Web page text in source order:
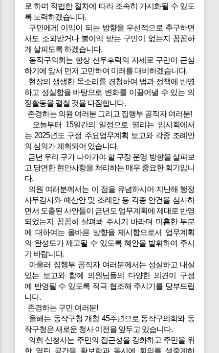
로 하며 적법한 절차에 따라 조속히 가시화될 수 있도
록 노력하겠습니다.
구민에게 이익이 되는 방향을 우선적으로 추구하면
서도 소외받거나 불이익 받는 구민이 없는지 꼼꼼하
게 살피도록 하겠습니다.
동작구의회는 항상 선우후락의 자세로 구민이 근심
하기에 앞서 먼저 고민하여 미래를 대비하겠습니다.
현장의 생생한 목소리를 경청하여 법과 정책에 반영
하고 성실함을 바탕으로 변화를 이끌어낼 수 있는 의
정활동을 펼칠 것을 다짐합니다.
존경하는 의원 여러분 그리고 집행부 공직자 여러분!
오늘부터 15일간의 일정으로 열리는 임시회에서
는 2025년도 구정 주요업무계획 보고와 각종 조례안
의 심의가 계획되어 있습니다.
금년 우리 구가 나아가야 할 구정 운영 방향을 살펴보
고 당면한 현안사항을 처리하는 매우 중요한 회기입니
다.
의원 여러분께서는 이 점을 유념하시어 지난해 행정
사무감사와 예산안 및 조례안 등 각종 안건을 심사하
면서 도출된 사안들이 금년도 업무계획에 제대로 반영
되었는지 꼼꼼히 살펴봐 주시기 바라며 미흡한 부분
에 대하여는 올바른 방향을 제시함으로서 업무계획
의 완성도가 제고될 수 있도록 혜안을 발휘하여 주시
기 바랍니다.
아울러 집행부 공직자 여러분께서는 성실하고 내실
있는 보고와 함께 의원님들의 다양한 의견이 구정
에 반영될 수 있도록 적극 협조해 주시기를 당부드립
니다.
존경하는 구민 여러분!
올해는 동작구청 개청 45주년으로 동작구의회와 동
작구청은 새로운 청사 이전을 앞두고 있습니다.
의회 신청사는 주민의 접근성을 강화하고 주민을 위
한 열린 공간을 확보함과 동시에 회의를 생중계하